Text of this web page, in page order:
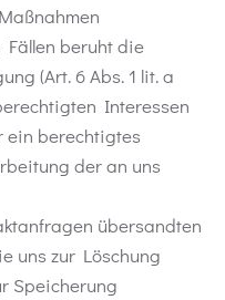
beruht die
(Art. 6 Abs. 1 lit. a
Interessen
ein berechtigtes
der an uns
übersandten
uns zur Löschung
Speicherung